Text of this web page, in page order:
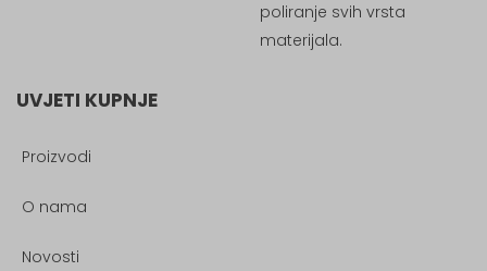
poliranje svih vrsta
materijala.
UVJETI KUPNJE
Proizvodi
O nama
Novosti